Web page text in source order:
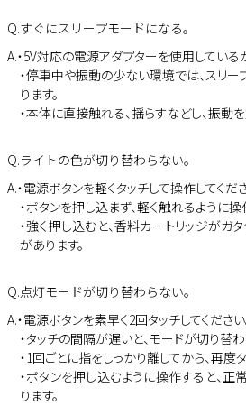
Q.すぐにスリープモードになる。
A.・5V対応の電源アダプターを使用している
・停車中や振動の少ない環境では、スリ
ります。
・本体に直接触れる、揺らすなどし、振動
Q.ライトの色が切り替わらない。
A.・電源ボタンを軽くタッチして操作してくだ
・ボタンを押し込まず、軽く触れるように操
・強く押し込むと、香料カートリッジがガ
があります。
Q.点灯モードが切り替わらない。
A.・電源ボタンを素早く2回タッチしてください
・タッチの間隔が遅いと、モードが切り替
・1回ごとに指をしっかり離してから、再度
・ボタンを押し込むように操作すると、
ります。